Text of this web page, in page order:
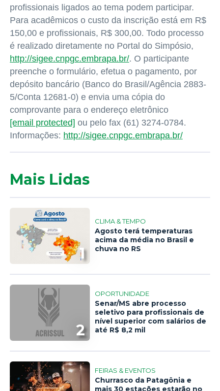
profissionais ligados ao tema podem participar.
Para acadêmicos o custo da inscrição está em R$
150,00 e profissionais, R$ 300,00. Todo processo
é realizado diretamente no Portal do Simpósio,
http://sigee.cnpgc.embrapa.br/. O participante
preenche o formulário, efetua o pagamento, por
depósito bancário (Banco do Brasil/Agência 2883-
5/Conta 12681-0) e envia uma cópia do
comprovante para o endereço eletrônico
[email protected] ou pelo fax (61) 3274-0784.
Informações: http://sigee.cnpgc.embrapa.br/
Mais Lidas
1
CLIMA & TEMPO
Agosto terá temperaturas
acima da média no Brasil e
chuva no RS
2
OPORTUNIDADE
Senar/MS abre processo
seletivo para profissionais de
nível superior com salários de
até R$ 8,2 mil
FEIRAS & EVENTOS
Churrasco da Patagônia e
mais 30 estações estarão no